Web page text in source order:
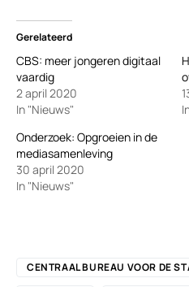
Gerelateerd
CBS: meer jongeren digitaal
vaardig
2 april 2020
In "Nieuws"
Onderzoek: Opgroeien in de
mediasamenleving
30 april 2020
In "Nieuws"
CENTRAAL BUREAU VOOR DE